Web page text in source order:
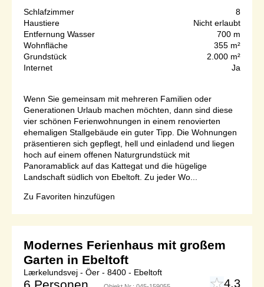
Schlafzimmer
8
Haustiere
Nicht erlaubt
Entfernung Wasser
700 m
Wohnfläche
355 m²
Grundstück
2.000 m²
Internet
Ja
Wenn Sie gemeinsam mit mehreren Familien oder
Generationen Urlaub machen möchten, dann sind diese
vier schönen Ferienwohnungen in einem renovierten
ehemaligen Stallgebäude ein guter Tipp. Die Wohnungen
präsentieren sich gepflegt, hell und einladend und liegen
hoch auf einem offenen Naturgrundstück mit
Panoramablick auf das Kattegat und die hügelige
Landschaft südlich von Ebeltoft. Zu jeder Wo...
Zu Favoriten hinzufügen
Modernes Ferienhaus mit großem
Garten in Ebeltoft
Lærkelundsvej - Öer - 8400 - Ebeltoft
4,3